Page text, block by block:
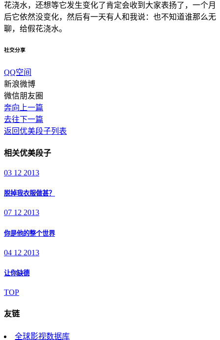
花浇水，还想等它发生变化了肯定会收到大家表扬了，一个月
后它依然没变化，然后有一天有人和我说：也不知道谁那么无
聊，给假花浇水。
社交分享
QQ空间
新浪微博
微信朋友圈
奔向上一篇
去往下一篇
返回优美段子列表
相关优美段子
03 12 2013
脱掉我衣服做甚？
07 12 2013
你是他的整个世界
04 12 2013
让你缺德
TOP
友链
全球影视数据库